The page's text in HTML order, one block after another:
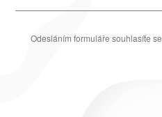
Odesláním formuláře souhlasíte se